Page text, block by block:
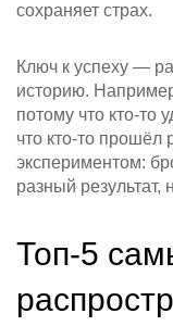
сохраняет страх.
Ключ к успеху —
историю.
потому что кто‑то
что кто‑то
экспериментом:
разный результат,
Топ‑5